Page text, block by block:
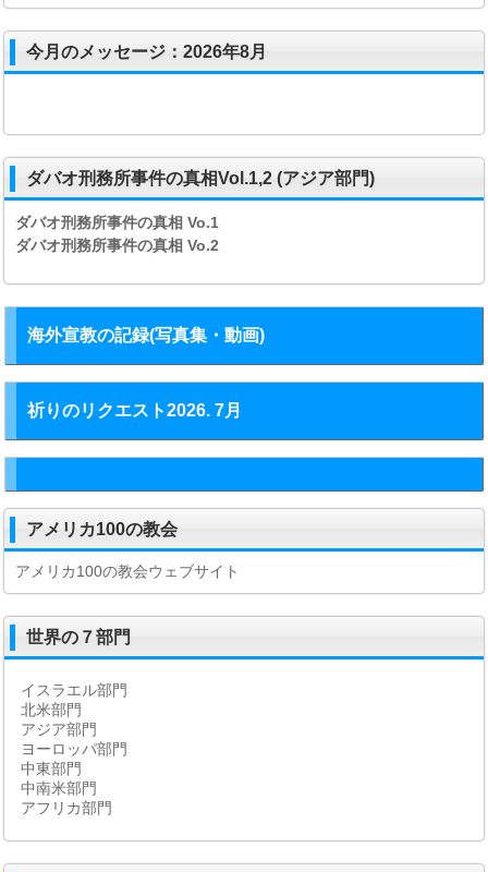
今月のメッセージ：2026年8月
ダバオ刑務所事件の真相Vol.1,2 (アジア部門)
ダバオ刑務所事件の真相Vo.1
ダバオ刑務所事件の真相Vo.2
海外宣教の記録(写真集・動画)
祈りのリクエスト2026. 7月
アメリカ100の教会
アメリカ100の教会ウェブサイト
世界の７部門
イスラエル部門
北米部門
アジア部門
ヨーロッパ部門
中東部門
中南米部門
アフリカ部門